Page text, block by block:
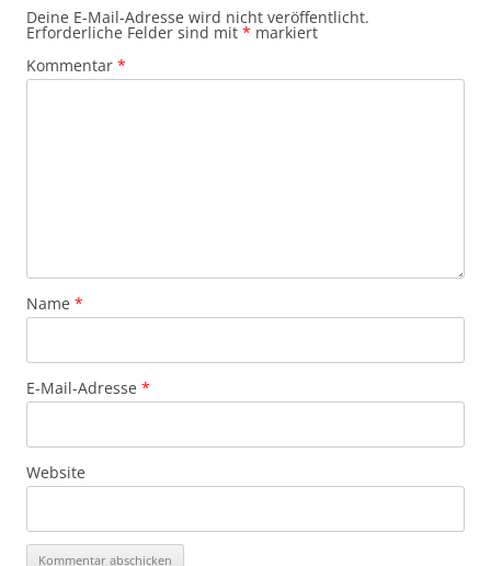
Deine E-Mail-Adresse wird nicht veröffentlicht.
Erforderliche Felder sind mit * markiert
Kommentar *
Name *
E-Mail-Adresse *
Website